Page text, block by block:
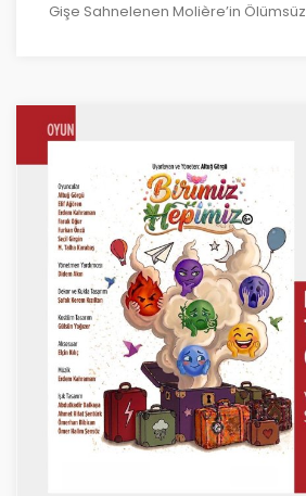
Gişe Sahnelenen Molière’in Ölümsüz